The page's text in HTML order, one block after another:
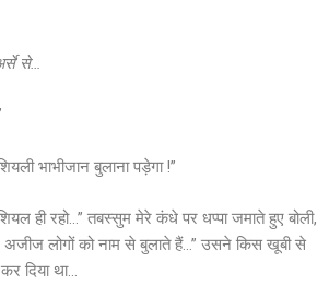
से…
भाभीजान बुलाना पड़ेगा !”
ही रहो…” तबस्सुम मेरे कंधे पर धप्पा जमाते हुए बोली,
अजीज लोगों को नाम से बुलाते हैं…” उसने किस खूबी से
दिया था…